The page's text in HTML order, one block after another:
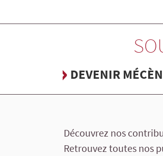
DEVENIR
Découvrez nos
Retrouvez toutes nos